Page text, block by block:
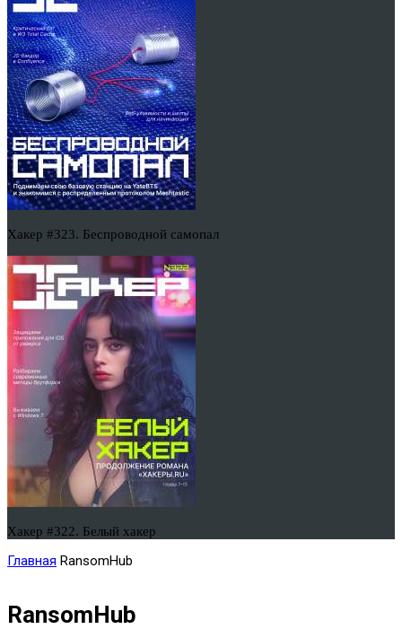
Хакер #323. Беспроводной самопал
Хакер #322. Белый хакер
Главная RansomHub
RansomHub